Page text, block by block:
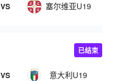
VS 塞尔维亚U19
VS 意大利U19
已结束